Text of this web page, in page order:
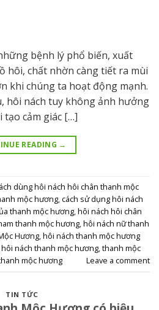
bệnh lý phổ biến, xuất
hôi, chất nhờn càng tiết ra mùi
khi chúng ta hoạt động mạnh.
hôi nách tuy không ảnh hưởng
cảm giác […]
READING →
dùng hôi nách hôi chân thanh mộc
mộc hương,cách sử dụng hôi nách
thanh mộc hương,hôi nách hôi chân
thanh mộc hương,hôi nách nữ thanh
Hương,hôi nách thanh mộc hương
nách thanh mộc hương,thanh mộc
mộc hương Leave a comment
TIN TỨC